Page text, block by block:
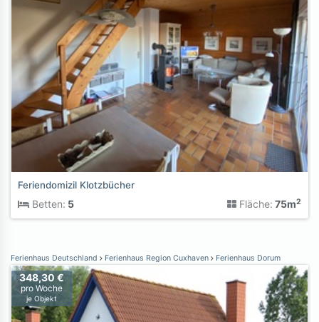
Feriendomizil Klotzbücher
Betten: 5 Fläche: 75m2
Ferienhaus Deutschland Ferienhaus Region Cuxhaven Ferienhaus Dorum
348,30 €
pro Woche
je Objekt